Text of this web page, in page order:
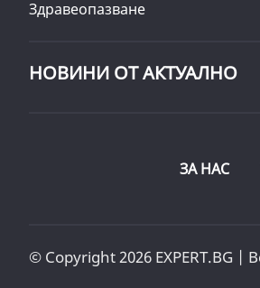
Здравеопазване
НОВИНИ ОТ АКТУАЛНО
ЗА НАС
© Copyright 2026 EXPERT.BG |